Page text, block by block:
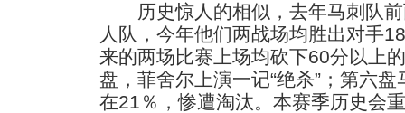
历史惊人的相似，去年马刺队前
人队，今年他们两战场均胜出对手
来的两场比赛上场均砍下60分以上
盘，菲舍尔上演一记“绝杀”；第六
在21％，惨遭淘汰。本赛季历史会